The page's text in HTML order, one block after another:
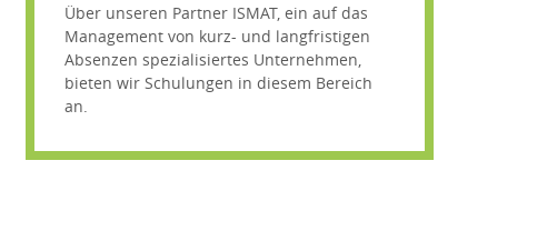
Über unseren Partner ISMAT, ein auf das
Management von kurz- und langfristigen
Absenzen spezialisiertes Unternehmen,
bieten wir Schulungen in diesem Bereich
an.